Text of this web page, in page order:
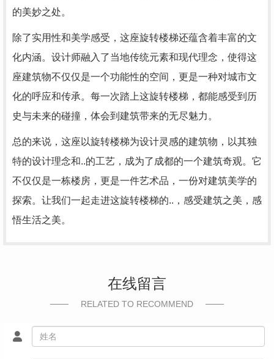
的美妙之处。
除了实用性和美学感受，这座旋转楼梯还蕴含着丰富的文
化内涵。设计师融入了当地传统元素和现代理念，使得这
座建筑物不仅仅是一个功能性的空间，更是一种对城市文
化的呼应和传承。每一次踏上这旋转楼梯，都能感受到历
史与未来的碰撞，体会到建筑带来的无尽魅力。
总的来说，这座以旋转楼梯为设计灵感的建筑物，以其独
特的设计理念和..的工艺，成为了成都的一个建筑奇观。它
不仅仅是一栋楼房，更是一件艺术品，一份对建筑美学的
探索。让我们一起走进这旋转楼梯的..，感受建筑之美，感
悟生活之美。
在线留言
RELATED TO RECOMMEND